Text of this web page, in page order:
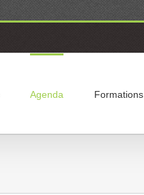
Agenda Formations